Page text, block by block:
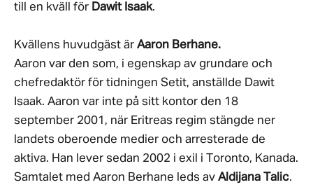
till en kväll för Dawit Isaak.
Kvällens huvudgäst är Aaron Berhane.
Aaron var den som, i egenskap av grundare och
chefredaktör för tidningen Setit, anställde Dawit
Isaak. Aaron var inte på sitt kontor den 18
september 2001, när Eritreas regim stängde ner
landets oberoende medier och arresterade de
aktiva. Han lever sedan 2002 i exil i Toronto, Kanada.
Samtalet med Aaron Berhane leds av Aldijana Talic.